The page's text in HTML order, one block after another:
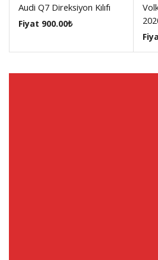
Audi Q7 Direksiyon Kılıfı
Fiyat 900.00₺